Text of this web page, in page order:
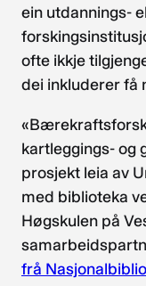
ein utdannings-
ofte ikkje
dei inkluderer få
kartleggings- og
prosjekt leia av
med biblioteka
Høgskulen på
frå